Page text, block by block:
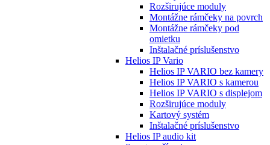
Rozširujúce moduly
Montážne rámčeky na povrch
Montážne rámčeky pod
omietku
Inštalačné príslušenstvo
Helios IP Vario
Helios IP VARIO bez kamery
Helios IP VARIO s kamerou
Helios IP VARIO s displejom
Rozširujúce moduly
Kartový systém
Inštalačné príslušenstvo
Helios IP audio kit